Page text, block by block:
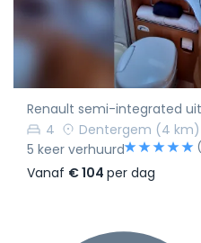
Renault semi-integrated
4
Dentergem (4 km)
5 keer verhuurd
Vanaf € 104 per dag